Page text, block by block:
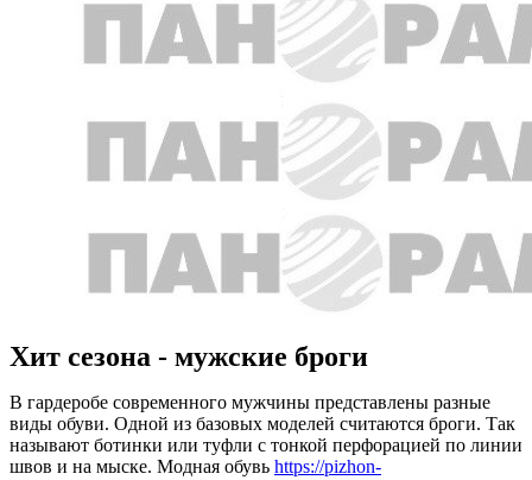
Хит сезона - мужские броги
В гардеробе современного мужчины представлены разные
виды обуви. Одной из базовых моделей считаются броги. Так
называют ботинки или туфли с тонкой перфорацией по линии
швов и на мыске. Модная обувь https://pizhon-